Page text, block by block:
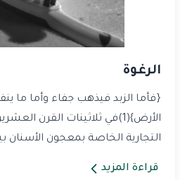
الرغوة
{فأما الزبد فيذهب جفاء وأما ما
الأرض}(1)في ثلاثينات القرن
التجارية الخاصة بمعجون الأسنان
قراءة المزيد